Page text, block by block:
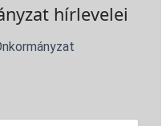
hírlevelei